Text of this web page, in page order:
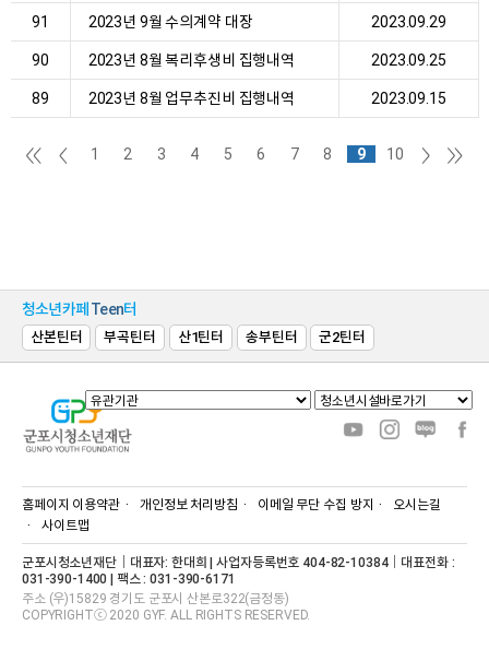
91 2023년 9월 수의계약 대장 2023.09.29
90 2023년 8월 복리후생비 집행내역 2023.09.25
89 2023년 8월 업무추진비 집행내역 2023.09.15
1 2 3 4 5 6 7 8 9 10
청소년카페 Teen터
산본틴터 부곡틴터 산1틴터 송부틴터 군2틴터
홈페이지 이용약관 개인정보 처리방침 이메일 무단 수집 방지
오시는길
사이트맵
군포시청소년재단｜대표자: 한대희 | 사업자등록번호 404-82-10384｜대표전화 :
031-390-1400 | 팩스 : 031-390-6171
주소 (우)15829 경기도 군포시 산본로322(금정동)
COPYRIGHTⓒ 2020 GYF. ALL RIGHTS RESERVED.